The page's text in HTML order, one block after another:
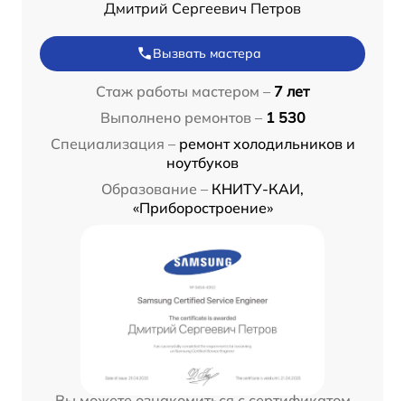
Дмитрий Сергеевич Петров
Вызвать мастера
Стаж работы мастером – 7 лет
Выполнено ремонтов – 1 530
Специализация – ремонт холодильников и
ноутбуков
Образование – КНИТУ-КАИ,
«Приборостроение»